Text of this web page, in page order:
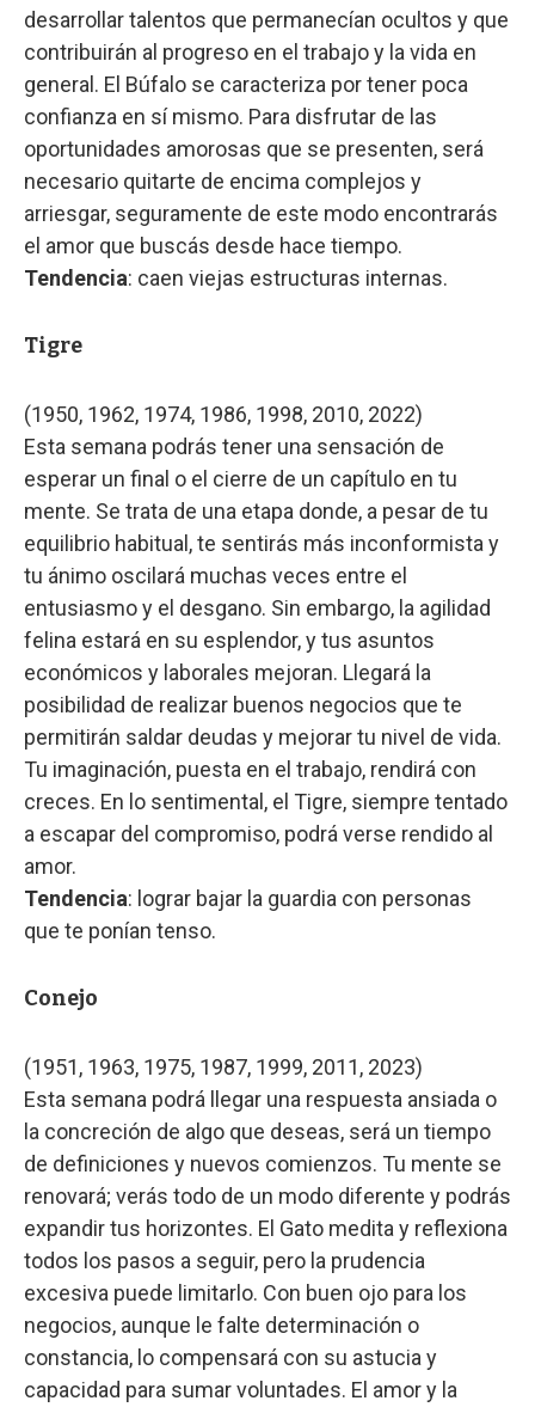
desarrollar talentos que permanecían ocultos y que
contribuirán al progreso en el trabajo y la vida en
general. El Búfalo se caracteriza por tener poca
confianza en sí mismo. Para disfrutar de las
oportunidades amorosas que se presenten, será
necesario quitarte de encima complejos y
arriesgar, seguramente de este modo encontrarás
el amor que buscás desde hace tiempo.
Tendencia: caen viejas estructuras internas.
Tigre
(1950, 1962, 1974, 1986, 1998, 2010, 2022)
Esta semana podrás tener una sensación de
esperar un final o el cierre de un capítulo en tu
mente. Se trata de una etapa donde, a pesar de tu
equilibrio habitual, te sentirás más inconformista y
tu ánimo oscilará muchas veces entre el
entusiasmo y el desgano. Sin embargo, la agilidad
felina estará en su esplendor, y tus asuntos
económicos y laborales mejoran. Llegará la
posibilidad de realizar buenos negocios que te
permitirán saldar deudas y mejorar tu nivel de vida.
Tu imaginación, puesta en el trabajo, rendirá con
creces. En lo sentimental, el Tigre, siempre tentado
a escapar del compromiso, podrá verse rendido al
amor.
Tendencia: lograr bajar la guardia con personas
que te ponían tenso.
Conejo
(1951, 1963, 1975, 1987, 1999, 2011, 2023)
Esta semana podrá llegar una respuesta ansiada o
la concreción de algo que deseas, será un tiempo
de definiciones y nuevos comienzos. Tu mente se
renovará; verás todo de un modo diferente y podrás
expandir tus horizontes. El Gato medita y reflexiona
todos los pasos a seguir, pero la prudencia
excesiva puede limitarlo. Con buen ojo para los
negocios, aunque le falte determinación o
constancia, lo compensará con su astucia y
capacidad para sumar voluntades. El amor y la